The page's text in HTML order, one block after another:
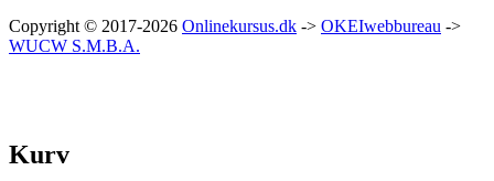
Copyright © 2017-2026 Onlinekursus.dk -> OKEIwebbureau ->
WUCW S.M.B.A.
Kurv